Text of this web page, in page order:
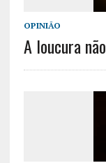
OPINIÃO
A loucura